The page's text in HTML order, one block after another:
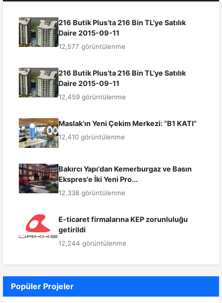
216 Butik Plus’ta 216 Bin TL'ye Satılık
Daire 2015-09-11
12,577 görüntülenme
216 Butik Plus’ta 216 Bin TL'ye Satılık
Daire 2015-09-11
12,459 görüntülenme
Maslak’ın Yeni Çekim Merkezi: “B1 KATI”
12,410 görüntülenme
Bakırcı Yapı'dan Kemerburgaz ve Basın
Ekspres'e İki Yeni Pro...
12,338 görüntülenme
E-ticaret firmalarına KEP zorunluluğu
getirildi
12,244 görüntülenme
Popüler Projeler